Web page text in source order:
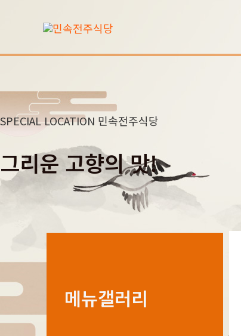
로
너
기
SPECIAL LOCATION 민속전주식당
그리운 고향의 맛!
메뉴갤러리